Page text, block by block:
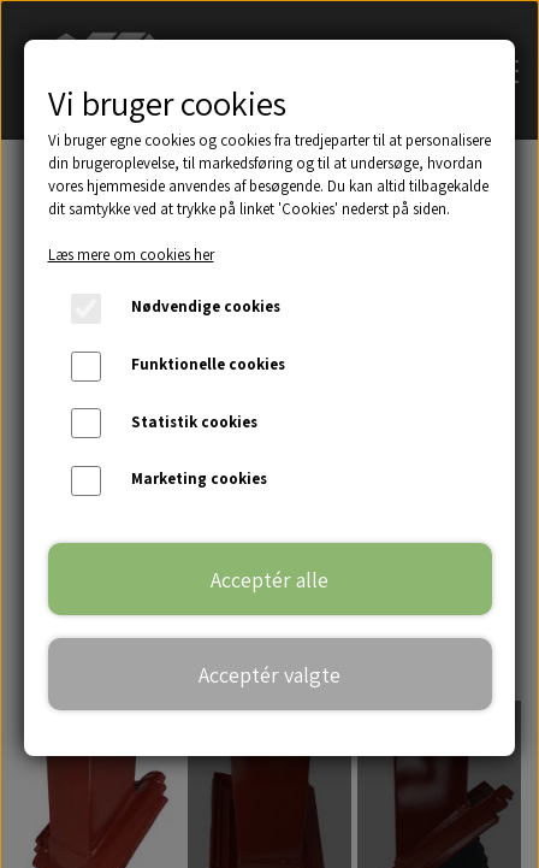
Søg på navn af tagsten
Et udsnit af eksempler på taghætter mm.
Galleri
Handelsbetingelser
Vi bruger cookies
Vi bruger egne cookies og cookies fra tredjeparter til at personalisere
din brugeroplevelse, til markedsføring og til at undersøge, hvordan
vores hjemmeside anvendes af besøgende. Du kan altid tilbagekalde
dit samtykke ved at trykke på linket 'Cookies' nederst på siden.
Læs mere om cookies her
Nødvendige cookies
Funktionelle cookies
Statistik cookies
Marketing cookies
Acceptér alle
Acceptér valgte